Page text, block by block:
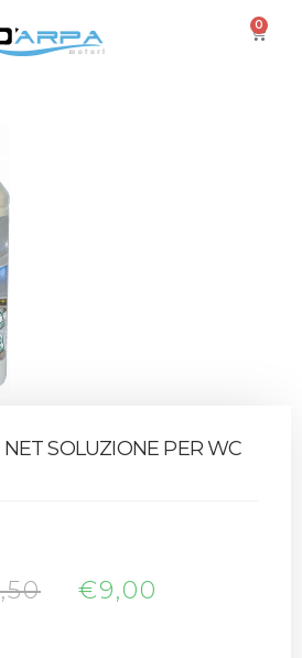
0
SOLUZIONE PER WC
€9,00